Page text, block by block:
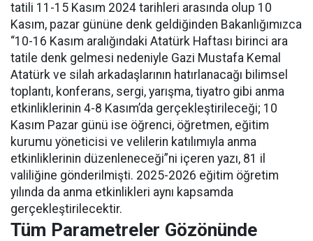
tatili 11-15 Kasım 2024 tarihleri arasında olup 10
Kasım, pazar gününe denk geldiğinden Bakanlığımızca
“10-16 Kasım aralığındaki Atatürk Haftası birinci ara
tatile denk gelmesi nedeniyle Gazi Mustafa Kemal
Atatürk ve silah arkadaşlarının hatırlanacağı bilimsel
toplantı, konferans, sergi, yarışma, tiyatro gibi anma
etkinliklerinin 4-8 Kasım’da gerçekleştirileceği; 10
Kasım Pazar günü ise öğrenci, öğretmen, eğitim
kurumu yöneticisi ve velilerin katılımıyla anma
etkinliklerinin düzenleneceği”ni içeren yazı, 81 il
valiliğine gönderilmişti. 2025-2026 eğitim öğretim
yılında da anma etkinlikleri aynı kapsamda
gerçekleştirilecektir.
Tüm Parametreler Gözönünde